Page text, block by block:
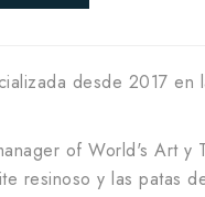
desde 2017
of World's Art
resinoso y las patas